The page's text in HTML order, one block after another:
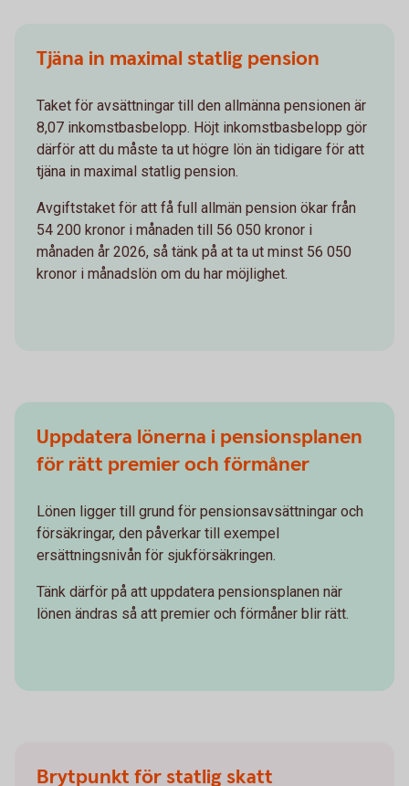
Tjäna in maximal statlig pension
Taket för avsättningar till den allmänna pensionen är
8,07 inkomstbasbelopp. Höjt inkomstbasbelopp gör
därför att du måste ta ut högre lön än tidigare för att
tjäna in maximal statlig pension.
Avgiftstaket för att få full allmän pension ökar från
54 200 kronor i månaden till 56 050 kronor i
månaden år 2026, så tänk på at ta ut minst 56 050
kronor i månadslön om du har möjlighet.
Uppdatera lönerna i pensionsplanen
för rätt premier och förmåner
Lönen ligger till grund för pensionsavsättningar och
försäkringar, den påverkar till exempel
ersättningsnivån för sjukförsäkringen.
Tänk därför på att uppdatera pensionsplanen när
lönen ändras så att premier och förmåner blir rätt.
Brytpunkt för statlig skatt